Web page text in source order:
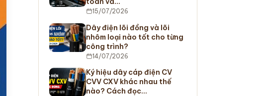
15/07/2026
Dây điện lõi đồng và lõi
nhôm loại nào tốt cho từng
công trình?
14/07/2026
Ký hiệu dây cáp điện CV
CVV CXV khác nhau thế
nào? Cách đọc…